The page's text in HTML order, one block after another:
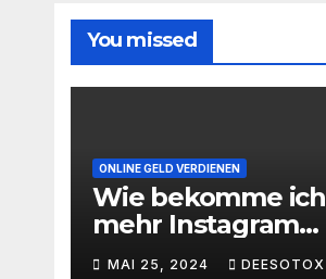
You missed
ONLINE GELD VERDIENEN
Wie bekomme ich
mehr Instagram
MAI 25, 2024 DEESOTOX